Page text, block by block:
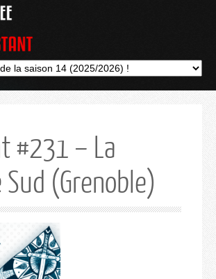
#231 – La
Sud (Grenoble)